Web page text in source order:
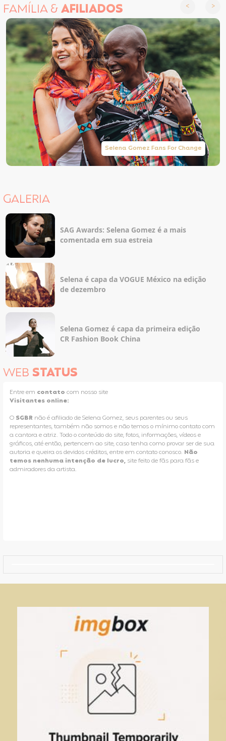
FAMÍLIA &AFILIADOS
Selena Gomez Fans For Change
GALERIA
SAG Awards: Selena Gomez é a mais
comentada em sua estreia
Selena é capa da VOGUE México na edição
de dezembro
Selena Gomez é capa da primeira edição
CR Fashion Book China
WEB STATUS
Entre em contato com nosso site
Visitantes online:
O SGBR não é afiliado de Selena Gomez, seus parentes ou seus
representantes, também não somos e não temos o mínimo contato com
a cantora e atriz. Todo o conteúdo do site, fotos, informações, vídeos e
gráficos, até então, pertencem ao site, caso tenha como provar ser de sua
autoria e queira os devidos créditos, entre em contato conosco. Não
temos nenhuma intenção de lucro, site feito de fãs para fãs e
admiradores da artista.